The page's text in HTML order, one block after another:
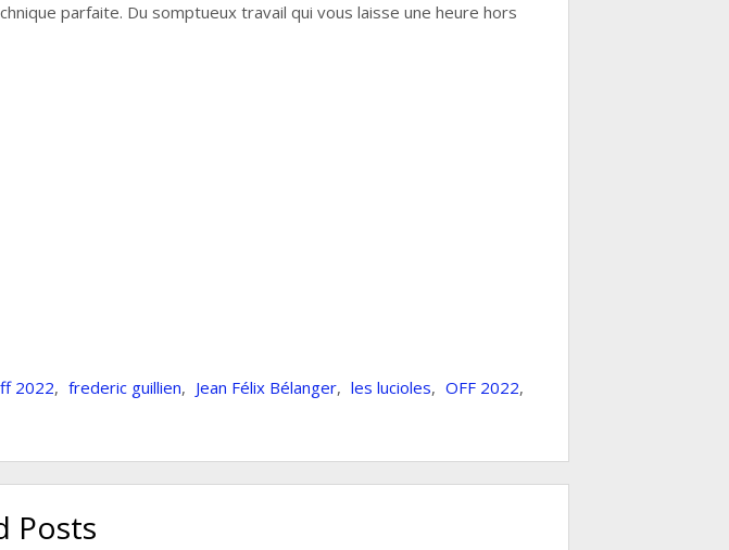
parfaite. Du somptueux travail qui vous laisse une heure hors
2022, frederic guillien, Jean Félix Bélanger, les lucioles, OFF 2022,
Posts